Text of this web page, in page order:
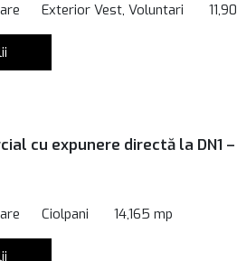
Exterior Vest, Voluntari
cu expunere directă la DN1
Ciolpani 14,165 mp